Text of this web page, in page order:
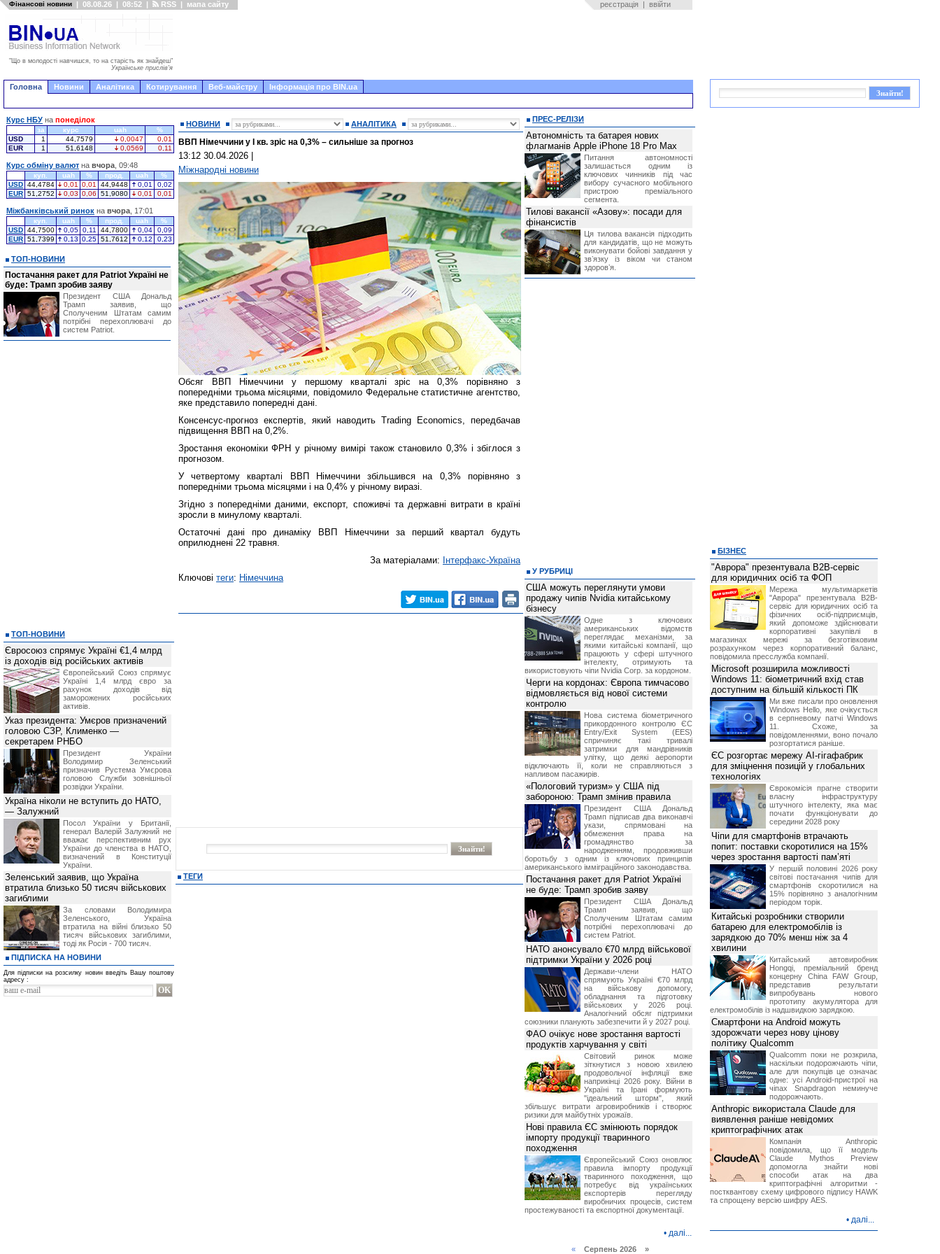
Фінансові новини | 08.08.26 | 08:52 | RSS | мапа сайту реєстрація | ввійти
"Що в молодості навчишся, то на старість як знайдеш"
Українське прислів'я
Головна Новини Аналітика Котирування Веб-майстру Інформація про BIN.ua
НОВИНИ АНАЛІТИКА
ВВП Німеччини у I кв. зріс на 0,3% – сильніше за прогноз
13:12 30.04.2026
Міжнародні новини
Обсяг ВВП Німеччини у першому кварталі зріс на 0,3% порівняно з
попередніми трьома місяцями, повідомило Федеральне статистичне агентство,
яке представило попередні дані.
Консенсус-прогноз експертів, який наводить Trading Economics, передбачав
підвищення ВВП на 0,2%.
Зростання економіки ФРН у річному вимірі також становило 0,3% і збіглося з
прогнозом.
У четвертому кварталі ВВП Німеччини збільшився на 0,3% порівняно з
попередніми трьома місяцями і на 0,4% у річному виразі.
Згідно з попередніми даними, експорт, споживчі та державні витрати в країні
зросли в минулому кварталі.
Остаточні дані про динаміку ВВП Німеччини за перший квартал будуть
оприлюднені 22 травня.
За матеріалами: Інтерфакс-Україна
Ключові теги: Німеччина
ТЕГИ
Курс НБУ на понеділок
за курс uah
%
USD
1 44,7579 0,0047
0,01
EUR
1 51,6148 0,0569 0,11
Курс обміну валют на вчора , 09:48
куп. uah % прод. uah
%
USD 44,4784 0,01 0,01 44,9448 0,01
0,02
EUR 51,2752 0,03 0,06 51,9080 0,01 0,01
Міжбанківський ринок на вчора , 17:01
куп. uah % прод. uah
%
USD 44,7500 0,05 0,11 44,7800 0,04
0,09
EUR 51,7399 0,13 0,25 51,7612 0,12 0,23
ТОП-НОВИНИ
Постачання ракет для Patriot Україні не
буде: Трамп зробив заяву
Президент США Дональд
Трамп заявив, що
Сполученим Штатам самим
потрібні перехоплювачі до
систем Patriot.
ТОП-НОВИНИ
Євросоюз спрямує Україні €1,4 млрд
із доходів від російських активів
Європейський Союз спрямує
Україні 1,4 млрд євро за
рахунок доходів від
заморожених російських
активів.
Указ президента: Умєров призначений
головою СЗР, Клименко —
секретарем РНБО
Президент України
Володимир Зеленський
призначив Pустема Умєрова
головою Служби зовнішньої
розвідки України.
Україна ніколи не вступить до НАТО,
— Залужний
Посол України у Британії,
генерал Валерій Залужний не
вважає перспективним рух
України до членства в НАТО,
визначений в Конституції
України.
Зеленський заявив, що Україна
втратила близько 50 тисяч військових
загиблими
За словами Володимира
Зеленського, Україна
втратила на війні близько 50
тисяч військових загиблими,
тоді як Росія - 700 тисяч.
ПІДПИСКА НА НОВИНИ
Для підписки на розсилку новин введіть Вашу поштову
адресу :
ПРЕС-РЕЛІЗИ
Автономність та батарея нових
флагманів Apple iPhone 18 Pro Max
Питання автономності
залишається одним із
ключових чинників під час
вибору сучасного мобільного
пристрою преміального
сегмента.
Тилові вакансії «Азову»: посади для
фінансистів
Ця тилова вакансія підходить
для кандидатів, що не можуть
виконувати бойові завдання у
звʼязку із віком чи станом
здоровʼя.
У РУБРИЦІ
США можуть переглянути умови
продажу чипів Nvidia китайському
бізнесу
Одне з ключових
американських відомств
переглядає механізми, за
якими китайські компанії, що
працюють у сфері штучного
інтелекту, отримують та
використовують чіпи Nvidia Corp. за кордоном.
Черги на кордонах: Європа тимчасово
відмовляється від нової системи
контролю
Нова система біометричного
прикордонного контролю ЄС
Entry/Exit System (EES)
спричиняє такі тривалі
затримки для мандрівників
улітку, що деякі аеропорти
відключають її, коли не справляються з
напливом пасажирів.
«Пологовий туризм» у США під
забороною: Трамп змінив правила
Президент США Дональд
Трамп підписав два виконавчі
укази, спрямовані на
обмеження права на
громадянство за
народженням, продовживши
боротьбу з одним із ключових принципів
американського імміграційного законодавства.
Постачання ракет для Patriot Україні
не буде: Трамп зробив заяву
Президент США Дональд
Трамп заявив, що
Сполученим Штатам самим
потрібні перехоплювачі до
систем Patriot.
НАТО анонсувало €70 млрд військової
підтримки України у 2026 році
Держави-члени НАТО
спрямують Україні €70 млрд
на військову допомогу,
обладнання та підготовку
військових у 2026 році.
Аналогічний обсяг підтримки
союзники планують забезпечити й у 2027 році.
ФАО очікує нове зростання вартості
продуктів харчування у світі
Світовий ринок може
зіткнутися з новою хвилею
продовольчої інфляції вже
наприкінці 2026 року. Війни в
Україні та Ірані формують
"ідеальний шторм", який
збільшує витрати агровиробників і створює
ризики для майбутніх урожаїв.
Нові правила ЄС змінюють порядок
імпорту продукції тваринного
походження
Європейський Союз оновлює
правила імпорту продукції
тваринного походження, що
потребує від українських
експортерів перегляду
виробничих процесів, систем
простежуваності та експортної документації.
• далі...
«Серпень 2026 »
БІЗНЕС
"Аврора" презентувала B2B-сервіс
для юридичних осіб та ФОП
Мережа мультимаркетів
"Аврора" презентувала B2B-
сервіс для юридичних осіб та
фізичних осіб-підприємців,
який допоможе здійснювати
корпоративні закупівлі в
магазинах мережі за безготівковим
розрахунком через корпоративний баланс,
повідомила пресслужба компанії.
Microsoft розширила можливості
Windows 11: біометричний вхід став
доступним на більшій кількості ПК
Ми вже писали про оновлення
Windows Hello, яке очікується
в серпневому патчі Windows
11. Схоже, за
повідомленнями, воно почало
розгортатися раніше.
ЄС розгортає мережу AI-гігафабрик
для зміцнення позицій у глобальних
технологіях
Єврокомісія прагне створити
власну інфраструктуру
штучного інтелекту, яка має
почати функціонувати до
середини 2028 року
Чіпи для смартфонів втрачають
попит: поставки скоротилися на 15%
через зростання вартості пам’яті
У першій половині 2026 року
світові постачання чипів для
смартфонів скоротилися на
15% порівняно з аналогічним
періодом торік.
Китайські розробники створили
батарею для електромобілів із
зарядкою до 70% менш ніж за 4
хвилини
Китайський автовиробник
Hongqi, преміальний бренд
концерну China FAW Group,
представив результати
випробувань нового
прототипу акумулятора для
електромобілів із надшвидкою зарядкою.
Смартфони на Android можуть
здорожчати через нову цінову
політику Qualcomm
Qualcomm поки не розкрила,
наскільки подорожчають чіпи,
але для покупців це означає
одне: усі Android-пристрої на
чіпах Snapdragon неминуче
подорожчають.
Anthropic використала Claude для
виявлення раніше невідомих
криптографічних атак
Компанія Anthropic
повідомила, що її модель
Claude Mythos Preview
допомогла знайти нові
способи атак на два
криптографічні алгоритми -
постквантову схему цифрового підпису HAWK
та спрощену версію шифру AES.
• далі...